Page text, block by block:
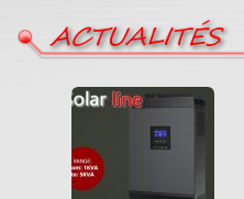
ACTUALITÉS